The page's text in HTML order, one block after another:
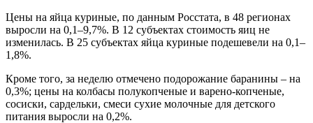
Цены на яйца куриные, по данным Росстата, в 48 регионах
выросли на 0,1–9,7%. В 12 субъектах стоимость яиц не
изменилась. В 25 субъектах яйца куриные подешевели на 0,1–
1,8%.
Кроме того, за неделю отмечено подорожание баранины – на
0,3%; цены на колбасы полукопченые и варено-копченые,
сосиски, сардельки, смеси сухие молочные для детского
питания выросли на 0,2%.